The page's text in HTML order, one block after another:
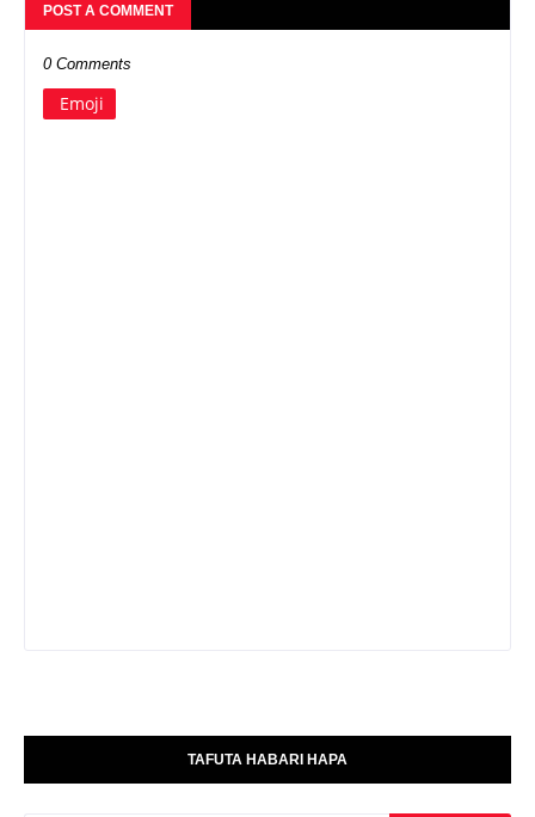
POST A COMMENT
0 Comments
Emoji
TAFUTA HABARI HAPA